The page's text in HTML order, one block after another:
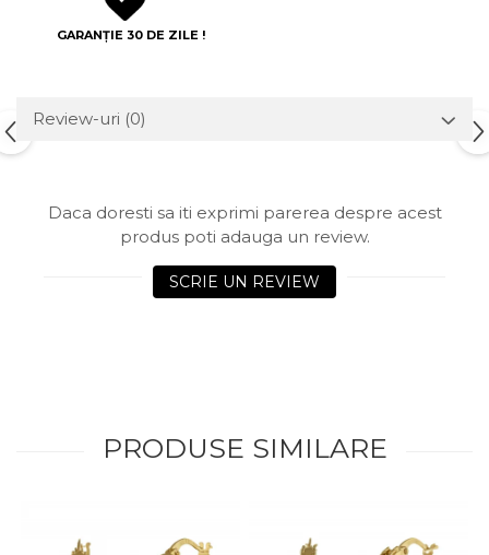
GARANȚIE 30 DE ZILE !
Review-uri (0)
Daca doresti sa iti exprimi parerea despre acest
produs poti adauga un review.
SCRIE UN REVIEW
PRODUSE SIMILARE